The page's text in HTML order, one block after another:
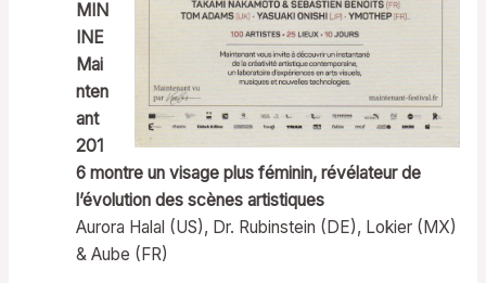
MIN
INE
Mai
nten
ant
201
6 montre un visage plus féminin, révélateur de
l’évolution des scènes artistiques
Aurora Halal (US), Dr. Rubinstein (DE), Lokier (MX)
& Aube (FR)